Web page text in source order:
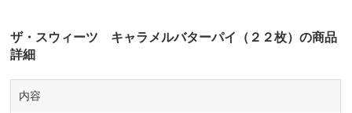
ザ・スウィーツ キャラメルバターパイ（２２枚）の商品
詳細
内容